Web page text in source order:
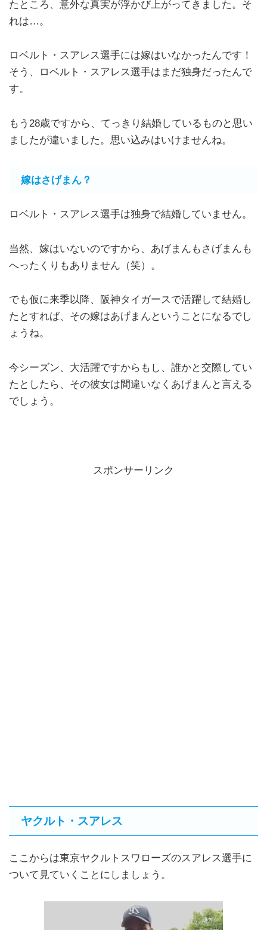
たところ、意外な真実が浮かび上がってきました。そ
れは…。
ロベルト・スアレス選手には嫁はいなかったんです！
そう、ロベルト・スアレス選手はまだ独身だったんで
す。
もう28歳ですから、てっきり結婚しているものと思い
ましたが違いました。思い込みはいけませんね。
嫁はさげまん？
ロベルト・スアレス選手は独身で結婚していません。
当然、嫁はいないのですから、あげまんもさげまんも
へったくりもありません（笑）。
でも仮に来季以降、阪神タイガースで活躍して結婚し
たとすれば、その嫁はあげまんということになるでし
ょうね。
今シーズン、大活躍ですからもし、誰かと交際してい
たとしたら、その彼女は間違いなくあげまんと言える
でしょう。
スポンサーリンク
ヤクルト・スアレス
ここからは東京ヤクルトスワローズのスアレス選手に
ついて見ていくことにしましょう。